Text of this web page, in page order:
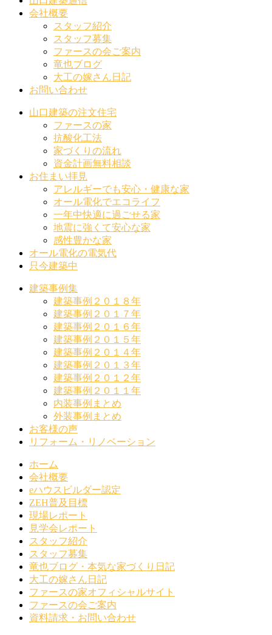
会社概要
スタッフ紹介
スタッフ募集
ファースの会ご案内
竜也ブログ
大工の嫁さん日記
お問い合わせ
山口建築の注文住宅
ファースの家
抗酸化工法
家づくりの流れ
資金計画無料相談
お住まい拝見
アレルギーでも安心・健康な家
オール電化でエコライフ
一年中快適に過ごせる家
地震に強くて安心な家
感性豊かな家
オール電化の電気代
只今建築中
建築事例集
建築事例２０１８年
建築事例２０１７年
建築事例２０１６年
建築事例２０１５年
建築事例２０１４年
建築事例２０１３年
建築事例２０１２年
建築事例２０１１年
内装事例まとめ
外装事例まとめ
お客様の声
リフォーム・リノベーション
ホーム
会社概要
eハウスビルダー認定
ZEH普及目標
現場レポート
見学会レポート
スタッフ紹介
スタッフ募集
竜也ブログ・本気な家づくり日記
大工の嫁さん日記
ファースの家オフィシャルサイト
ファースの会ご案内
資料請求・お問い合わせ